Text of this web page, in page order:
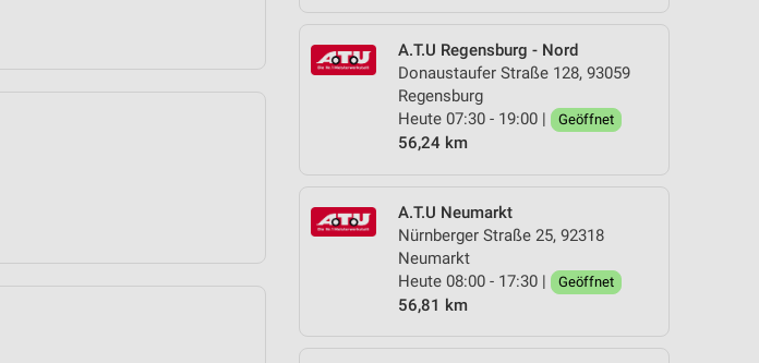
A.T.U Regensburg - Nord
Donaustaufer Straße 128, 93059
Regensburg
Heute 07:30 - 19:00 |
Geöffnet
56,24 km
A.T.U Neumarkt
Nürnberger Straße 25, 92318
Neumarkt
Heute 08:00 - 17:30 |
Geöffnet
56,81 km